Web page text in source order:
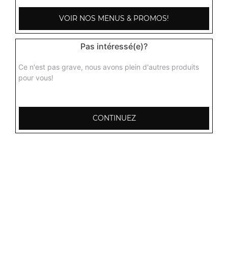
VOIR NOS MENUS & PROMOS!
Pas intéressé(e)?
Ce n'est pas grave, nous avons plein d'autres produits
pour vous!
CONTINUEZ